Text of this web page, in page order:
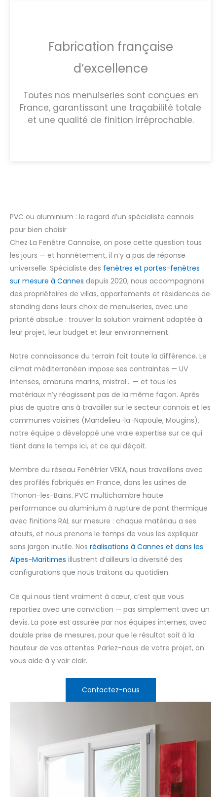
Fabrication française
d’excellence
Toutes nos menuiseries sont conçues en
France, garantissant une traçabilité totale
et une qualité de finition irréprochable.
PVC ou aluminium : le regard d’un spécialiste cannois
pour bien choisir
Chez La Fenêtre Cannoise, on pose cette question tous
les jours — et honnêtement, il n’y a pas de réponse
universelle. Spécialiste des fenêtres et portes-fenêtres
sur mesure à Cannes depuis 2020, nous accompagnons
des propriétaires de villas, appartements et résidences de
standing dans leurs choix de menuiseries, avec une
priorité absolue : trouver la solution vraiment adaptée à
leur projet, leur budget et leur environnement.
Notre connaissance du terrain fait toute la différence. Le
climat méditerranéen impose ses contraintes — UV
intenses, embruns marins, mistral… — et tous les
matériaux n’y réagissent pas de la même façon. Après
plus de quatre ans à travailler sur le secteur cannois et les
communes voisines (Mandelieu-la-Napoule, Mougins),
notre équipe a développé une vraie expertise sur ce qui
tient dans le temps ici, et ce qui déçoit.
Membre du réseau Fenêtrier VEKA, nous travaillons avec
des profilés fabriqués en France, dans les usines de
Thonon-les-Bains. PVC multichambre haute
performance ou aluminium à rupture de pont thermique
avec finitions RAL sur mesure : chaque matériau a ses
atouts, et nous prenons le temps de vous les expliquer
sans jargon inutile. Nos réalisations à Cannes et dans les
Alpes-Maritimes illustrent d’ailleurs la diversité des
configurations que nous traitons au quotidien.
Ce qui nous tient vraiment à cœur, c’est que vous
repartiez avec une conviction — pas simplement avec un
devis. La pose est assurée par nos équipes internes, avec
double prise de mesures, pour que le résultat soit à la
hauteur de vos attentes. Parlez-nous de votre projet, on
vous aide à y voir clair.
Contactez-nous